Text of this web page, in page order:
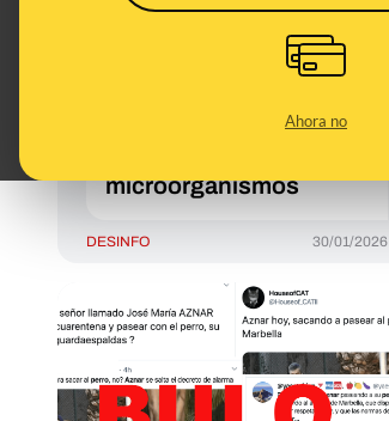
Ahora no
Las botellas de agua
reutilizables que no se
pueden acumular gran
microorganismos
DESINFO 30/01/2026